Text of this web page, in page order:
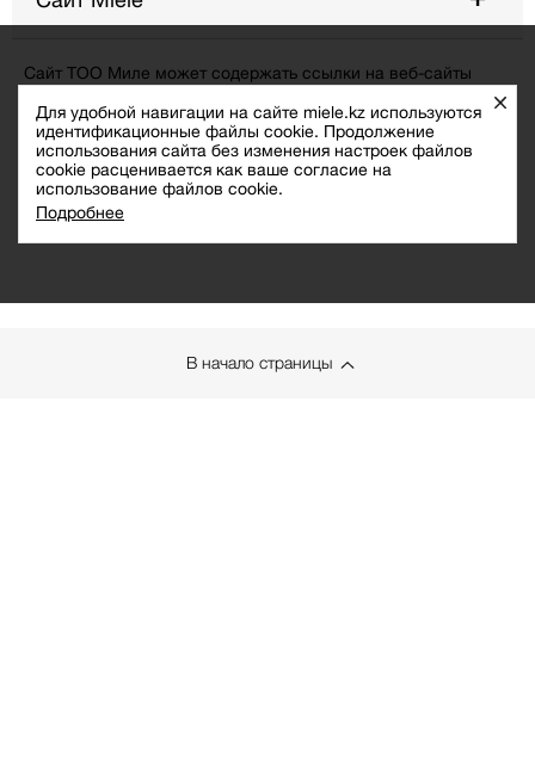
Для удобной навигации на сайте miele.kz используются
идентификационные файлы cookie. Продолжение
использования сайта без изменения настроек файлов
cookie расценивается как ваше согласие на
использование файлов cookie.
Подробнее
Сайт ТОО Миле может содержать ссылки на веб-сайты
других поставщиков. Все начальные соединения веб-сайта
по ссылке проверяются на запрещённые материалы. ТОО
Миле не несёт ответственности за внешние материалы,
которые могут находиться по таким ссылкам. Однако если
ТОО Миле определит самостоятельно или получит
информацию о том, что веб-сайт отображает запрещённые
материалы, ссылка будет удалена в кратчайшие сроки.
В начало страницы